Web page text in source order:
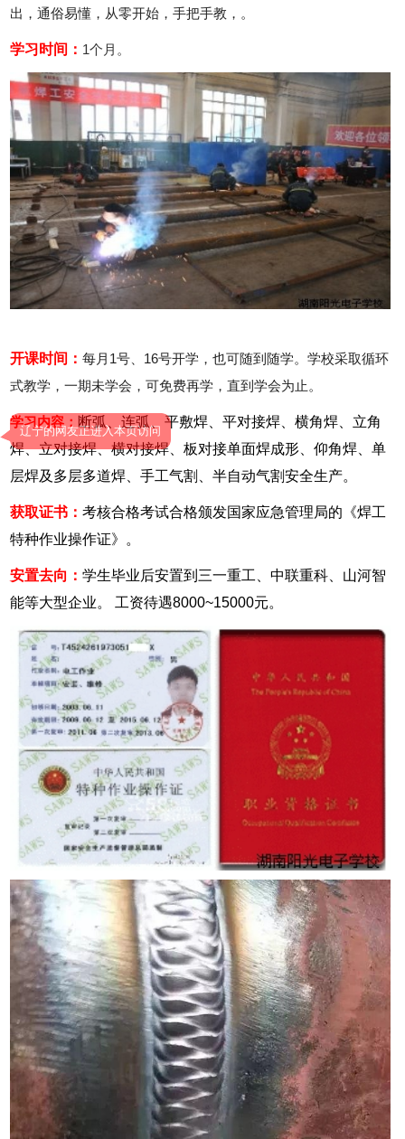
出，通俗易懂，从零开始，手把手教，。
学习时间： 1个月。
开课时间：每月1号、16号开学，也可随到随学。学校采取循环
式教学，一期未学会，可免费再学，直到学会为止。
学习内容： 断弧、连弧、平敷焊、平对接焊、横角焊、立角
焊、立对接焊、横对接焊、板对接单面焊成形、仰角焊、单
层焊及多层多道焊、手工气割、半自动气割安全生产。
获取证书：考核合格考试合格颁发国家应急管理局的《焊工
特种作业操作证》。
安置去向：学生毕业后安置到三一重工、中联重科、山河智
能等大型企业。 工资待遇8000~15000元。
辽宁的网友正进入本页访问